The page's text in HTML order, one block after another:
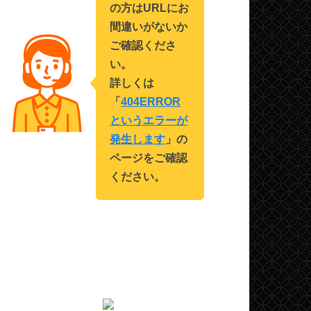
の方はURLにお
間違いがないか
ご確認くださ
い。
詳しくは
「 404ERROR
というエラーが
発生します 」の
ページをご確認
ください。